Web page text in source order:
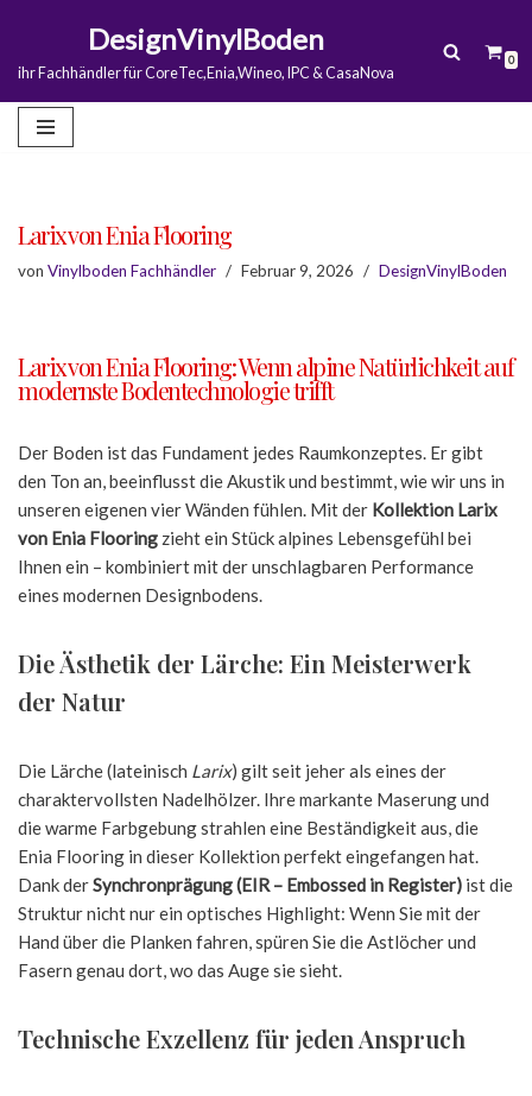
Zum
springen
DesignVinylBoden
ihr Fachhändler für CoreTec,Enia,Wineo, IPC & CasaNova
0
Larix von Enia Flooring
von Vinylboden Fachhändler Februar 9, 2026 DesignVinylBoden
Larix von Enia Flooring: Wenn alpine Natürlichkeit auf
modernste Bodentechnologie trifft
Der Boden ist das Fundament jedes Raumkonzeptes. Er gibt
den Ton an, beeinflusst die Akustik und bestimmt, wie wir uns in
unseren eigenen vier Wänden fühlen. Mit der Kollektion Larix
von Enia Flooring zieht ein Stück alpines Lebensgefühl bei
Ihnen ein – kombiniert mit der unschlagbaren Performance
eines modernen Designbodens.
Die Ästhetik der Lärche: Ein Meisterwerk
der Natur
Die Lärche (lateinisch Larix) gilt seit jeher als eines der
charaktervollsten Nadelhölzer. Ihre markante Maserung und
die warme Farbgebung strahlen eine Beständigkeit aus, die
Enia Flooring in dieser Kollektion perfekt eingefangen hat.
Dank derSynchronprägung (EIR – Embossed in Register) ist die
Struktur nicht nur ein optisches Highlight: Wenn Sie mit der
Hand über die Planken fahren, spüren Sie die Astlöcher und
Fasern genau dort, wo das Auge sie sieht.
Technische Exzellenz für jeden Anspruch